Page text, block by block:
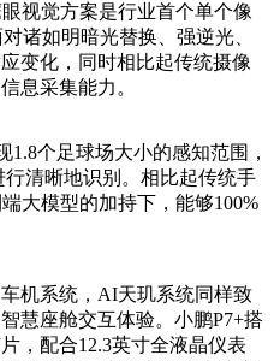
视觉方案是行业首个单个像
诸如明暗光替换、强逆光、
变化，同时相比起传统摄像
息采集能力。
1.8个足球场大小的感知范围，
清晰地识别。相比起传统手
大模型的加持下，能够100%
机系统， AI天玑系统同样致
慧座舱交互体验。小鹏P7+搭
，配合12.3英寸全液晶仪表